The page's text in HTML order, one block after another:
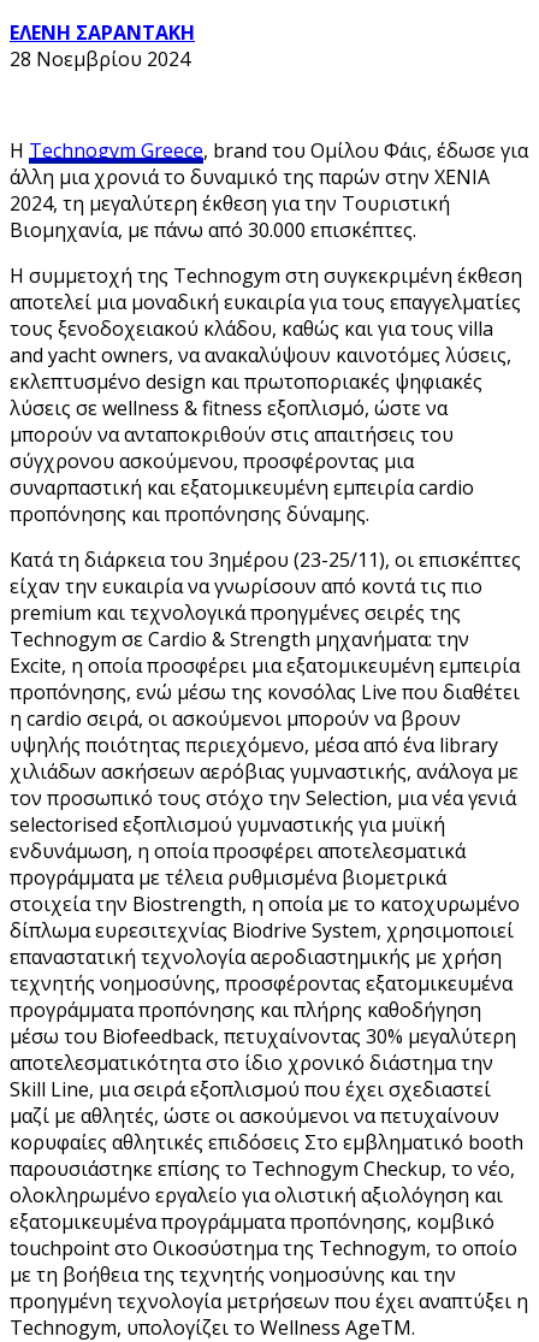
ΕΛΕΝΗ ΣΑΡΑΝΤΑΚΗ
28 Νοεμβρίου 2024
Η Technogym Greece, brand του Ομίλου Φάις, έδωσε για
άλλη μια χρονιά το δυναμικό της παρών στην XENIA
2024, τη μεγαλύτερη έκθεση για την Τουριστική
Βιομηχανία, με πάνω από 30.000 επισκέπτες.
Η συμμετοχή της Technogym στη συγκεκριμένη έκθεση
αποτελεί μια μοναδική ευκαιρία για τους επαγγελματίες
τους ξενοδοχειακού κλάδου, καθώς και για τους villa
and yacht owners, να ανακαλύψουν καινοτόμες λύσεις,
εκλεπτυσμένο design και πρωτοποριακές ψηφιακές
λύσεις σε wellness & fitness εξοπλισμό, ώστε να
μπορούν να ανταποκριθούν στις απαιτήσεις του
σύγχρονου ασκούμενου, προσφέροντας μια
συναρπαστική και εξατομικευμένη εμπειρία cardio
προπόνησης και προπόνησης δύναμης.
Κατά τη διάρκεια του 3ημέρου (23-25/11), οι επισκέπτες
είχαν την ευκαιρία να γνωρίσουν από κοντά τις πιο
premium και τεχνολογικά προηγμένες σειρές της
Technogym σε Cardio & Strength μηχανήματα: την
Excite, η οποία προσφέρει μια εξατομικευμένη εμπειρία
προπόνησης, ενώ μέσω της κονσόλας Live που διαθέτει
η cardio σειρά, οι ασκούμενοι μπορούν να βρουν
υψηλής ποιότητας περιεχόμενο, μέσα από ένα library
χιλιάδων ασκήσεων αερόβιας γυμναστικής, ανάλογα με
τον προσωπικό τους στόχο την Selection, μια νέα γενιά
selectorised εξοπλισμού γυμναστικής για μυϊκή
ενδυνάμωση, η οποία προσφέρει αποτελεσματικά
προγράμματα με τέλεια ρυθμισμένα βιομετρικά
στοιχεία την Biostrength, η οποία με το κατοχυρωμένο
δίπλωμα ευρεσιτεχνίας Biodrive System, χρησιμοποιεί
επαναστατική τεχνολογία αεροδιαστημικής με χρήση
τεχνητής νοημοσύνης, προσφέροντας εξατομικευμένα
προγράμματα προπόνησης και πλήρης καθοδήγηση
μέσω του Biofeedback, πετυχαίνοντας 30% μεγαλύτερη
αποτελεσματικότητα στο ίδιο χρονικό διάστημα την
Skill Line, μια σειρά εξοπλισμού που έχει σχεδιαστεί
μαζί με αθλητές, ώστε οι ασκούμενοι να πετυχαίνουν
κορυφαίες αθλητικές επιδόσεις Στο εμβληματικό booth
παρουσιάστηκε επίσης το Technogym Checkup, το νέο,
ολοκληρωμένο εργαλείο για ολιστική αξιολόγηση και
εξατομικευμένα προγράμματα προπόνησης, κομβικό
touchpoint στο Οικοσύστημα της Technogym, το οποίο
με τη βοήθεια της τεχνητής νοημοσύνης και την
προηγμένη τεχνολογία μετρήσεων που έχει αναπτύξει η
Technogym, υπολογίζει το Wellness ΑgeTM.